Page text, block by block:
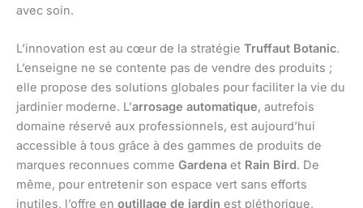
avec soin.
L’innovation est au cœur de la stratégie Truffaut Botanic.
L’enseigne ne se contente pas de vendre des produits ;
elle propose des solutions globales pour faciliter la vie du
jardinier moderne. L’arrosage automatique, autrefois
domaine réservé aux professionnels, est aujourd’hui
accessible à tous grâce à des gammes de produits de
marques reconnues comme Gardena et Rain Bird. De
même, pour entretenir son espace vert sans efforts
inutiles, l’offre en outillage de jardin est pléthorique,